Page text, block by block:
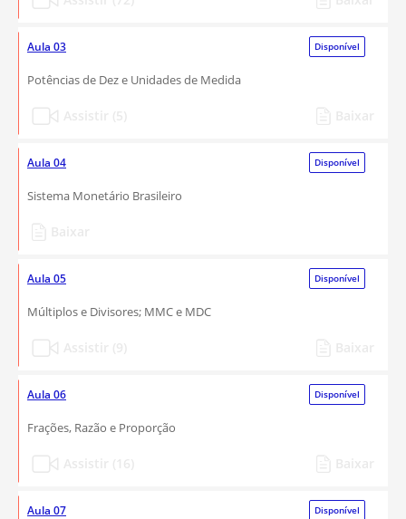
Aula 03 Disponível
Potências de Dez e Unidades de Medida
Aula 04 Disponível
Sistema Monetário Brasileiro
Aula 05 Disponível
Múltiplos e Divisores; MMC e MDC
Aula 06 Disponível
Frações, Razão e Proporção
Aula 07 Disponível